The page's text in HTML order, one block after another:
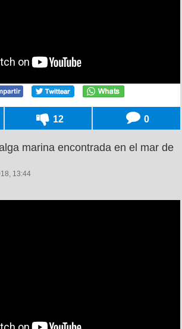
12 0
marina encontrada en el mar de
13:44